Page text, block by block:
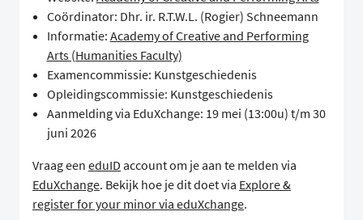
Coördinator: Dhr. ir. R.T.W.L. (Rogier) Schneemann
Informatie: Academy of Creative and Performing
Arts (Humanities Faculty)
Examencommissie: Kunstgeschiedenis
Opleidingscommissie: Kunstgeschiedenis
Aanmelding via EduXchange: 19 mei (13:00u) t/m 30
juni 2026
Vraag een eduID account om je aan te melden via
EduXchange. Bekijk hoe je dit doet via Explore &
register for your minor via eduXchange.